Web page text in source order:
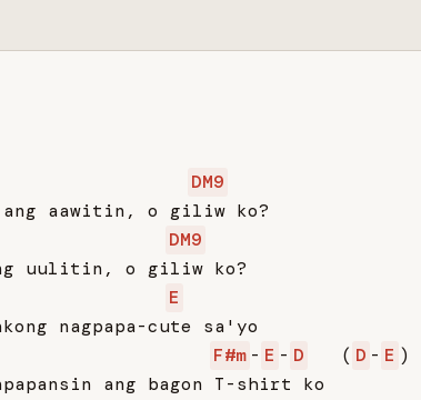
DM9
aawitin, o giliw ko?
DM9
uulitin, o giliw ko?
E
nagpapa-cute sa'yo
F#m - E - D
   (
D - E )
ang bagon T-shirt ko